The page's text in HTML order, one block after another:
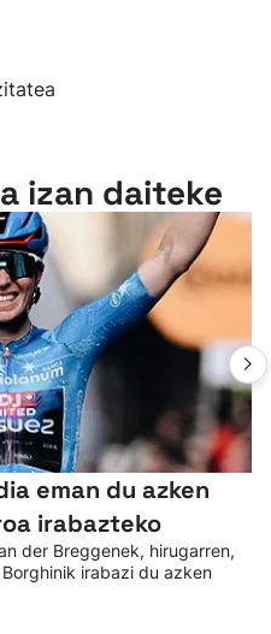
izan daiteke
eman du azken
irabazteko
der Breggenek, hirugarren,
irabazi du azken